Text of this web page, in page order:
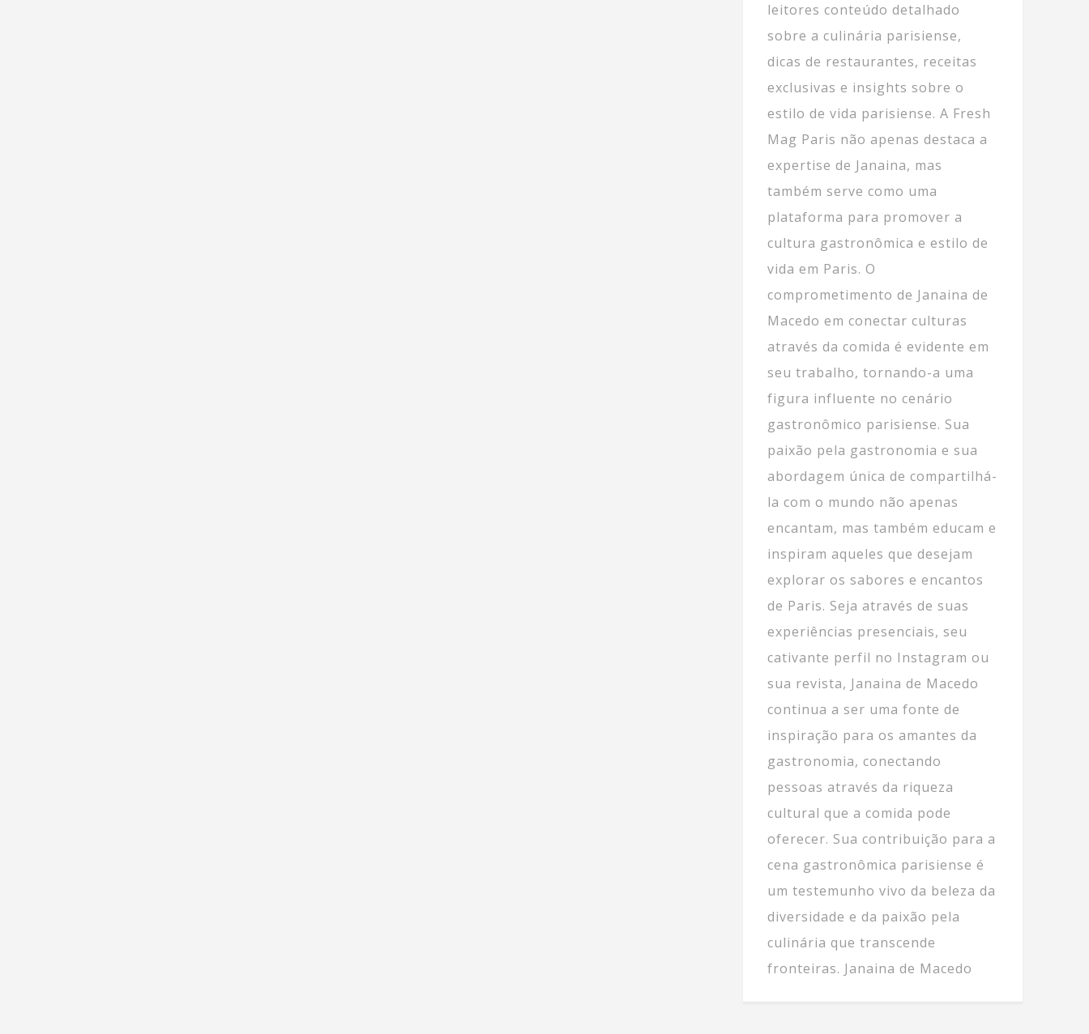
leitores conteúdo detalhado
sobre a culinária parisiense,
dicas de restaurantes, receitas
exclusivas e insights sobre o
estilo de vida parisiense. A Fresh
Mag Paris não apenas destaca a
expertise de Janaina, mas
também serve como uma
plataforma para promover a
cultura gastronômica e estilo de
vida em Paris. O
comprometimento de Janaina de
Macedo em conectar culturas
através da comida é evidente em
seu trabalho, tornando-a uma
figura influente no cenário
gastronômico parisiense. Sua
paixão pela gastronomia e sua
abordagem única de compartilhá-
la com o mundo não apenas
encantam, mas também educam e
inspiram aqueles que desejam
explorar os sabores e encantos
de Paris. Seja através de suas
experiências presenciais, seu
cativante perfil no Instagram ou
sua revista, Janaina de Macedo
continua a ser uma fonte de
inspiração para os amantes da
gastronomia, conectando
pessoas através da riqueza
cultural que a comida pode
oferecer. Sua contribuição para a
cena gastronômica parisiense é
um testemunho vivo da beleza da
diversidade e da paixão pela
culinária que transcende
fronteiras. Janaina de Macedo